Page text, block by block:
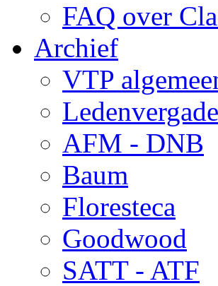
FAQ over
Archief
VTP
AFM - DNB
Baum
Floresteca
Goodwood
SATT - ATF